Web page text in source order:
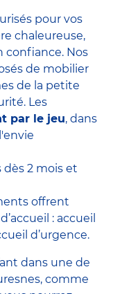
pour vos
chaleureuse,
confiance. Nos
de mobilier
de la petite
Les
par le jeu, dans
2 mois et
offrent
: accueil
d’urgence.
dans une de
comme